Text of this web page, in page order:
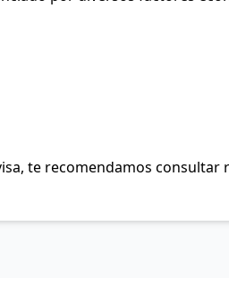
te recomendamos